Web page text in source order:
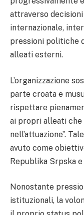
attraverso
internazionale,
pressioni politiche
alleati esterni.
L’organizzazione
parte croata e
rispettare
ai propri alleati
nell’attuazione”.
avuto come
Republika Srpska
Nonostante
istituzionali, la